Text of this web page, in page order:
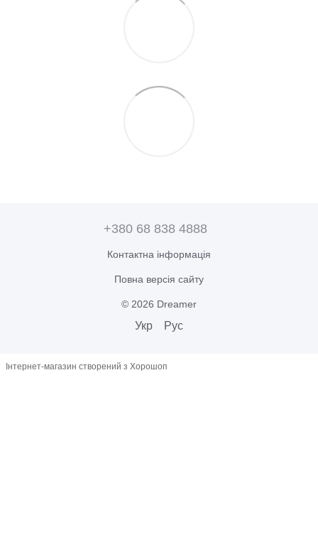
+380 68 838 4888
Контактна інформація
Повна версія сайту
© 2026 Dreamer
Укр Рус
Інтернет-магазин створений з Хорошоп